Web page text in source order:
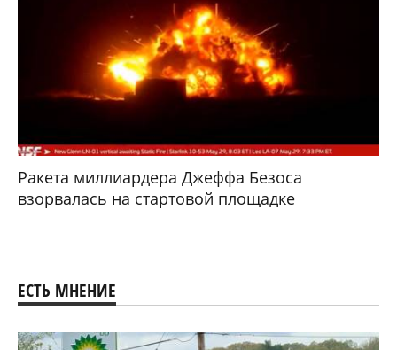
Ракета миллиардера Джеффа Безоса
взорвалась на стартовой площадке
ЕСТЬ МНЕНИЕ